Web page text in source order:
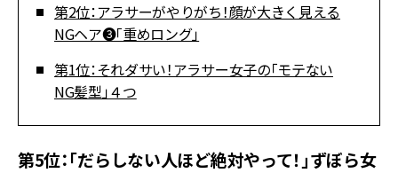
第2位：アラサーがやりがち！顔が大きく見える
NGヘア❸「重めロング」
第1位：それダサい！アラサー女子の「モテない
NG髪型」４つ
第5位：「だらしない人ほど絶対やって！」ずぼら女